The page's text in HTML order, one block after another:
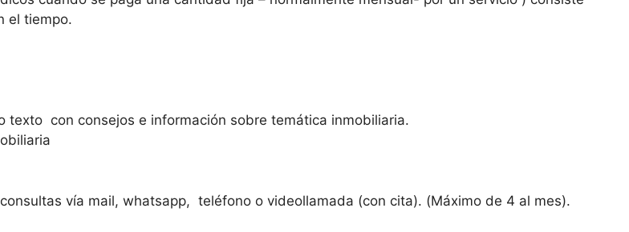
el tiempo.
con consejos e información sobre temática inmobiliaria.
vía mail, whatsapp, teléfono o videollamada (con cita). (Máximo de 4 al mes).